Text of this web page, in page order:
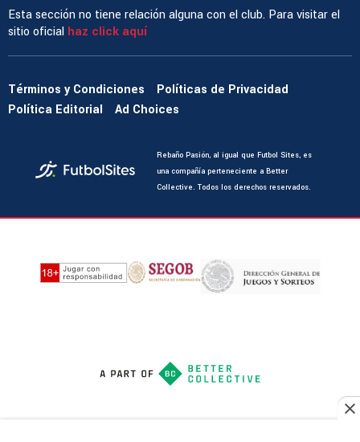
Esta sección no tiene relación alguna con el club. Para visitar el
sitio oficial haz click aquí
Términos y Condiciones
Políticas de Privacidad
Política Editorial
Ad Choices
Rebaño Pasión, al igual que Futbol Sites, es
una compañía perteneciente a Better
Collective. Todos los derechos reservados.